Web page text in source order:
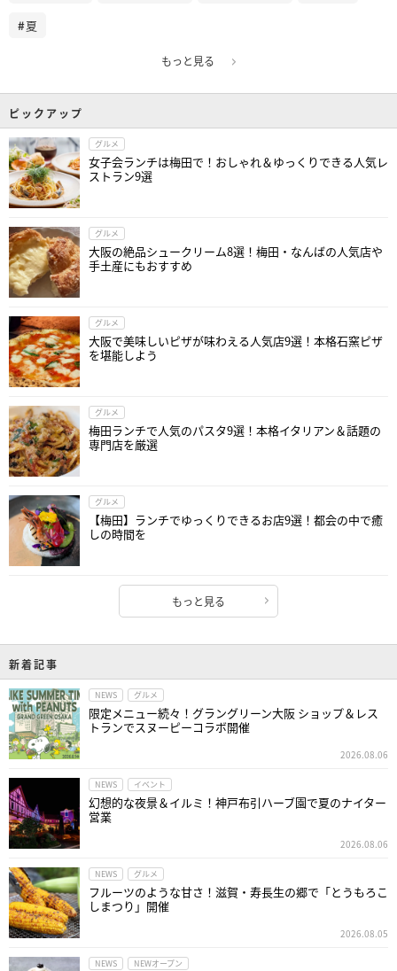
夏
もっと見る
ピックアップ
グルメ
女子会ランチは梅田で！おしゃれ＆ゆっくりできる人気レ
ストラン9選
グルメ
大阪の絶品シュークリーム8選！梅田・なんばの人気店や
手土産にもおすすめ
グルメ
大阪で美味しいピザが味わえる人気店9選！本格石窯ピザ
を堪能しよう
グルメ
梅田ランチで人気のパスタ9選！本格イタリアン＆話題の
専門店を厳選
グルメ
【梅田】ランチでゆっくりできるお店9選！都会の中で癒
しの時間を
もっと見る
新着記事
NEWS グルメ
限定メニュー続々！グラングリーン大阪 ショップ＆レス
トランでスヌーピーコラボ開催
2026.08.06
NEWS イベント
幻想的な夜景＆イルミ！神戸布引ハーブ園で夏のナイター
営業
2026.08.06
NEWS グルメ
フルーツのような甘さ！滋賀・寿長生の郷で「とうもろこ
しまつり」開催
2026.08.05
NEWS NEWオープン